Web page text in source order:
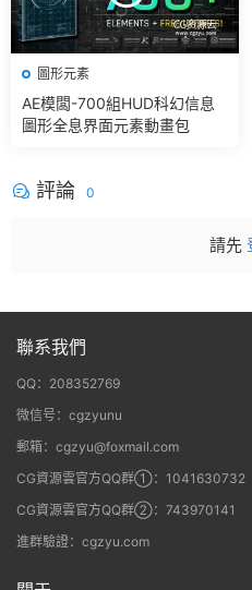
圖形元素
AE模闆-700組HUD科幻信息
圖形全息界面元素動畫包
評論 0
請先
聯系我們
QQ：208352769
微信号：cgzyunu
郵箱：cgzyu@foxmail.com
CG資源雲官方QQ群①：1041630732
CG資源雲官方QQ群②：743970141
進群驗證：cgzyu.com